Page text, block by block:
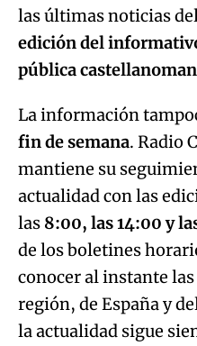
las últimas noticias
edición del
pública
La información
fin de semana. Radio
mantiene su
actualidad con las
las 8:00, las 14:00 y
de los boletines
conocer al instante
región, de España y
la actualidad sigue